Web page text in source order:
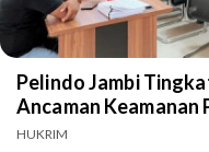
Pelindo Jambi
Ancaman Keamanan
HUKRIM